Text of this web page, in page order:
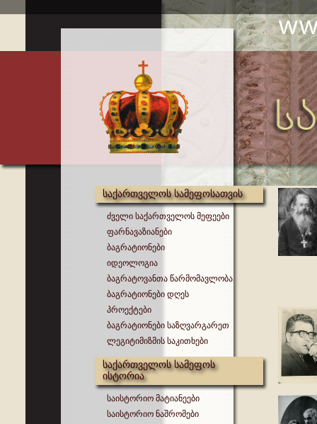
საქართველოს სამეფოსათვის
ძველი საქართველოს მეფეები
ფარნავაზიანები
ბაგრატიონები
იდეოლოგია
ბაგრატოვანთა წარმომავლობა
ბაგრატიონები დღეს
პროექტები
ბაგრატიონები საზღვარგარეთ
ლეგიტიმიზმის საკითხები
საქართველოს სამეფოს
ისტორია
საისტორიო მატიანეები
საისტორიო ნაშრომები